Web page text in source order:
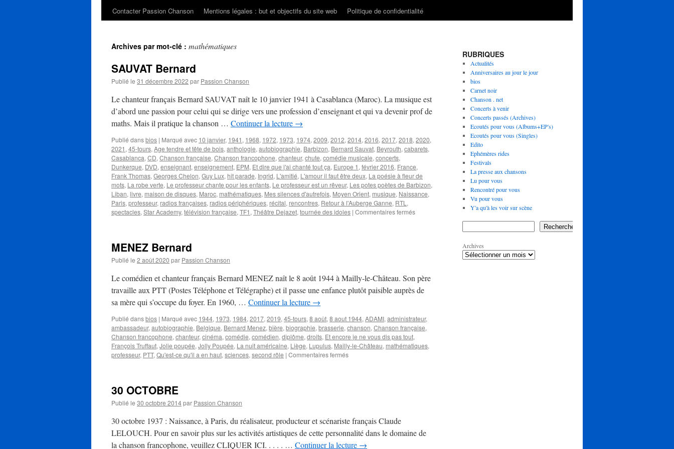
Contacter Passion Chanson
Mentions légales : but et objectifs du site web Politique de confidentialité
Archives par mot-clé : mathématiques
SAUVAT Bernard
Publié le 31 décembre 2022 par Passion Chanson
Le chanteur français Bernard SAUVAT naît le 10 janvier 1941 à Casablanca (Maroc). La musique est
d’abord une passion pour celui qui se dirige vers une profession d’enseignant et qui va devenir prof de
maths. Mais il pratique la chanson … Continuer la lecture →
Publié dansbios | Marqué avec 10 janvier, 1941 , 1968, 1972, 1973, 1974, 2009, 2012, 2014, 2016, 2017, 2018, 2020,
2021 , 45-tours, Age tendre et tête de bois, anthologie, autobiographie, Barbizon, Bernard Sauvat, Beyrouth, cabarets,
Casablanca, CD, Chanson française, Chanson francophone, chanteur, chute, comédie musicale, concerts,
Dunkerque, DVD, enseignant, enseignement, EPM, Et dire que j'ai chanté tout ça, Europe 1 , février 2016, France,
Frank Thomas, Georges Chelon, Guy Lux, hit parade, Ingrid, L'amitié, L'amour il faut être deux, La poésie à fleur de
mots, La robe verte, Le professeur chante pour les enfants, Le professeur est un rêveur, Les potes poètes de Barbizon,
Liban, livre, maison de disques, Maroc, mathématiques, Mes silences d'autrefois, Moyen Orient, musique, Naissance,
Paris, professeur, radios françaises, radios périphériques, récital, rencontres, Retour à l'Auberge Ganne, RTL ,
spectacles, Star Academy, télévision française, TF1 , Théâtre Dejazet, tournée des idoles | Commentaires ferméssur
MENEZ Bernard
Publié le 2 août 2020 par Passion Chanson
Le comédien et chanteur français Bernard MENEZ naît le 8 août 1944 à Mailly-le-Château. Son père
travaille aux PTT (Postes Téléphone et Télégraphe) et il passe une enfance plutôt paisible auprès de
sa mère qui s’occupe du foyer. En 1960, … Continuer la lecture →
Publié dansbios | Marqué avec 1944, 1973, 1984, 2017, 2019, 45-tours, 8 août, 8 aout 1944, ADAMI, administrateur,
ambassadeur, autobiographie, Belgique, Bernard Menez, bière, biographie, brasserie, chanson, Chanson française,
Chanson francophone, chanteur, cinéma, comédie, comédien, diplôme, droits, Et encore je ne vous dis pas tout,
François Truffaut, Jolie poupée, Jolly Poupée, La nuit américaine, Liège, Lupulus, Mailly-le-Château, mathématiques,
professeur, PTT, Qu'est-ce qu'il a en haut, sciences, second rôle | Commentaires ferméssur
30 OCTOBRE
Publié le 30 octobre 2014par Passion Chanson
30 octobre 1937 : Naissance, à Paris, du réalisateur, producteur et scénariste français Claude
LELOUCH. Pour en savoir plus sur les activités artistiques de cette personnalité dans le domaine de
la chanson francophone, veuillez CLIQUER ICI. . . . . … Continuer la lecture →
RUBRIQUES
Actualités
Anniversaires au jour le jour
bios
Carnet noir
Chanson . net
Concerts à venir
Concerts passés (Archives)
Ecoutés pour vous (Albums+EP's)
Ecoutés pour vous (Singles)
Edito
Ephémères rides
Festivals
La presse aux chansons
Lu pour vous
Rencontré pour vous
Vu pour vous
Y'a qu'à les voir sur scène
Rechercher
Archives